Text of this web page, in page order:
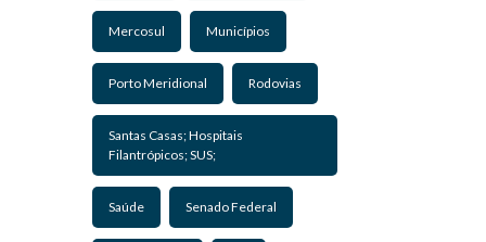
Mercosul Municípios
Porto Meridional Rodovias
Santas Casas; Hospitais
Filantrópicos; SUS;
Saúde Senado Federal